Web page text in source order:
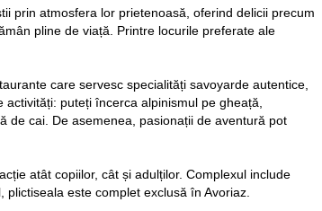
prin atmosfera lor prietenoasă, oferind delicii precum
pline de viață. Printre locurile preferate ale
care servesc specialități savoyarde autentice,
puteți încerca alpinismul pe gheață,
de cai. De asemenea, pasionații de aventură pot
atât copiilor, cât și adulților. Complexul include
este complet exclusă în Avoriaz.